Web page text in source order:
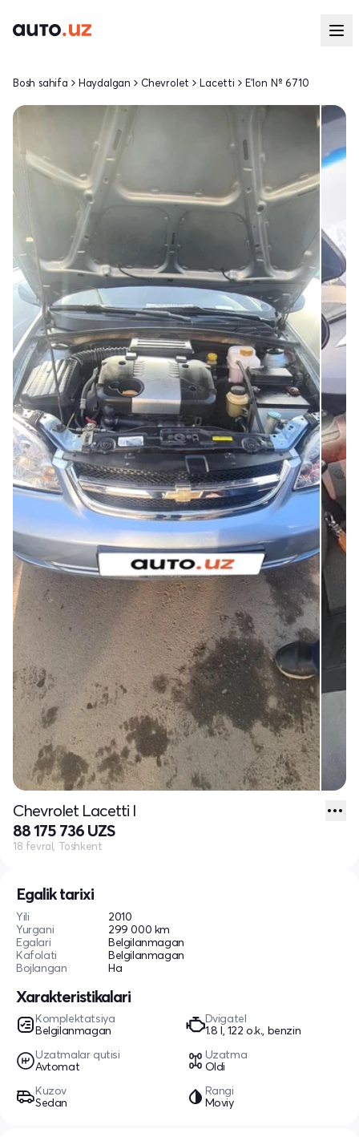
Egalik tarixi
Yili
2010
Yurgani
299 000 km
Egalari
Belgilanmagan
Kafolati
Belgilanmagan
Bojlangan
Ha
Xarakteristikalari
Komplektatsiya
Belgilanmagan
Dvigatel
1.8 l, 122 o.k., benzin
Uzatmalar qutisi
Avtomat
Uzatma
Oldi
Kuzov
Sedan
Rangi
Moviy
Bosh sahifa Haydalgan Chevrolet Lacetti E'lon № 6710
Chevrolet Lacetti I
88 175 736 UZS
18 fevral, Toshkent